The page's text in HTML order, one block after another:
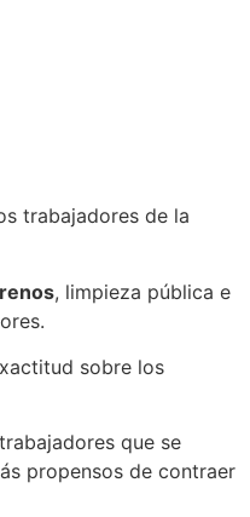
trabajadores de la
, limpieza pública e
sobre los
que se
propensos de contraer